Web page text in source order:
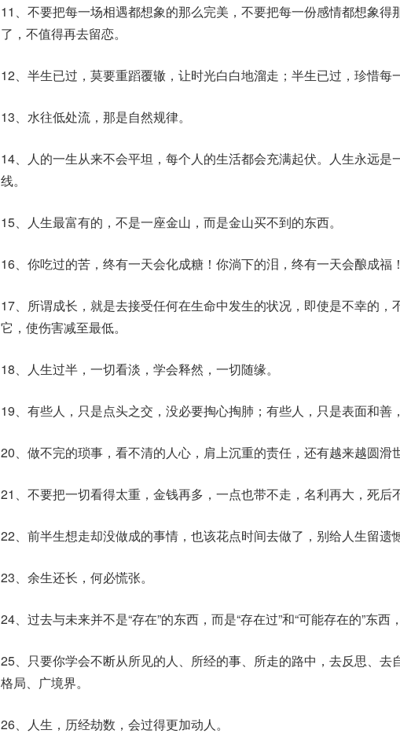
11、不要把每一场相遇都想象的那么完美，不要把每一份感情都想象得
了，不值得再去留恋。
12、半生已过，莫要重蹈覆辙，让时光白白地溜走；半生已过，珍惜每
13、水往低处流，那是自然规律。
14、人的一生从来不会平坦，每个人的生活都会充满起伏。人生永远是
线。
15、人生最富有的，不是一座金山，而是金山买不到的东西。
16、你吃过的苦，终有一天会化成糖！你淌下的泪，终有一天会酿成福！
17、所谓成长，就是去接受任何在生命中发生的状况，即使是不幸的，
它，使伤害减至最低。
18、人生过半，一切看淡，学会释然，一切随缘。
19、有些人，只是点头之交，没必要掏心掏肺；有些人，只是表面和善
20、做不完的琐事，看不清的人心，肩上沉重的责任，还有越来越圆滑
21、不要把一切看得太重，金钱再多，一点也带不走，名利再大，死后
22、前半生想走却没做成的事情，也该花点时间去做了，别给人生留遗憾
23、余生还长，何必慌张。
24、过去与未来并不是“存在”的东西，而是“存在过”和“可能存在的”东西
25、只要你学会不断从所见的人、所经的事、所走的路中，去反思、去
格局、广境界。
26、人生，历经劫数，会过得更加动人。